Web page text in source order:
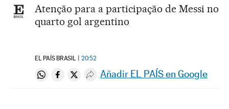
Atenção para a participação de Messi no
quarto gol argentino
EL PAÍS BRASIL 20:52
Compartir en Whatsapp
Compartir en Facebook
Compartir en Twitter
Desplegar Redes Sociales
Añadir EL PAÍS en Google